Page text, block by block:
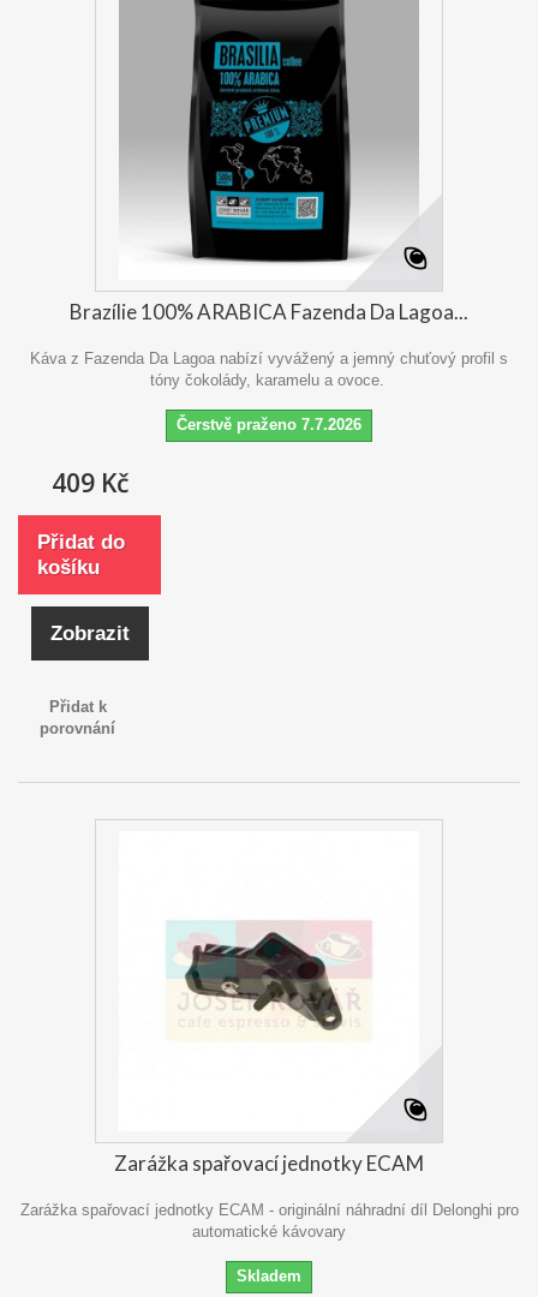
Brazílie 100% ARABICA Fazenda Da Lagoa...
Káva z Fazenda Da Lagoa nabízí vyvážený a jemný chuťový profil s
tóny čokolády, karamelu a ovoce.
Čerstvě praženo 7.7.2026
409 Kč
Přidat do
košíku
Zobrazit
Přidat k
porovnání
Zarážka spařovací jednotky ECAM
Zarážka spařovací jednotky ECAM - originální náhradní díl Delonghi pro
automatické kávovary
Skladem